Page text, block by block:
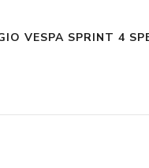
VESPA SPRINT 4